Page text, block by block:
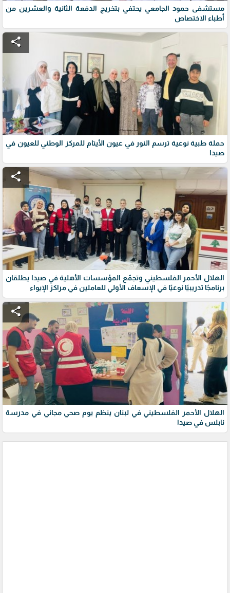
مستشفى حمود الجامعي يحتفي بتخريج الدفعة الثانية والعشرين من
أطباء الاختصاص
share
حملة طبية نوعية ترسم النور في عيون الأيتام للمركز الوطني للعيون في
صيدا
share
الهلال الأحمر الفلسطيني وتجمّع المؤسسات الأهلية في صيدا يطلقان
برنامجًا تدريبيًا نوعيًا في الإسعاف الأولي للعاملين في مراكز الإيواء
share
الهلال الأحمر الفلسطيني في لبنان ينظم يوم صحي مجاني في مدرسة
نابلس في صيدا